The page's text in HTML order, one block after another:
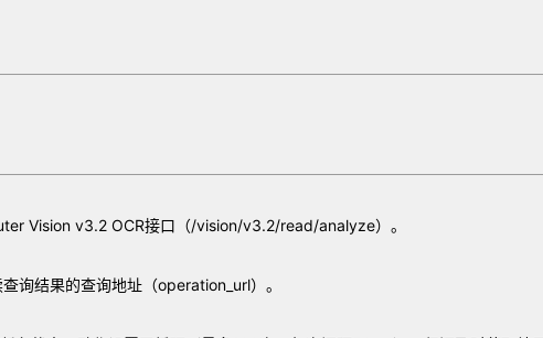
Vision v3.2 OCR接口（/vision/v3.2/read/analyze）。
询结果的查询地址（operation_url）。